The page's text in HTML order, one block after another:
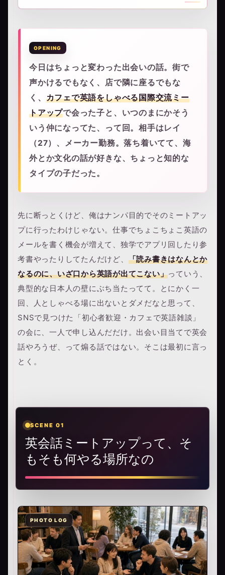
今日はちょっと変わった出会いの話。街で
声かけるでもなく、店で隣に座るでもな
く、 カフェで英語をしゃべる国際交流ミー
トアップで会った子と、いつのまにかそう
いう仲になってた、って回。相手はレイ
（27）、メーカー勤務。落ち着いてて、海
外とか文化の話が好きな、ちょっと知的な
タイプの子だった。
先に断っとくけど、俺はナンパ目的でそのミートアッ
プに行ったわけじゃない。仕事でちょこちょこ英語の
メールを書く機会が増えて、独学でアプリ回したり参
考書やったりしてたんだけど、 「読み書きはなんとか
なるのに、いざ口から英語が出てこない」っていう、
典型的な日本人の壁にぶち当たってて。とにかく一
回、人としゃべる場に出ないとダメだなと思って、
SNSで見つけた「初心者歓迎・カフェで英語雑談」
の会に、一人で申し込んだだけ。出会い目当てで英会
話やろうぜ、って煽る話ではない。そこは最初に言っ
とく。
SCENE 01
英会話ミートアップって、そ
もそも何やる場所なの